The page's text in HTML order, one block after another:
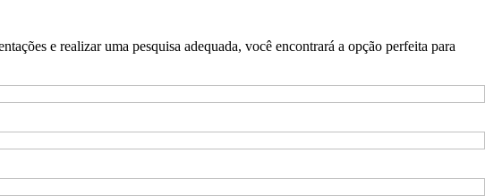
e realizar uma pesquisa adequada, você encontrará a opção perfeita para